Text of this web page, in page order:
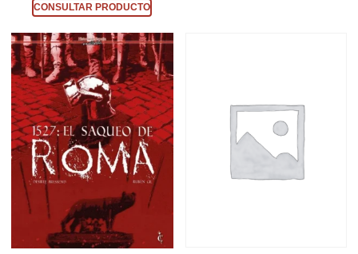
CONSULTAR PRODUCTO